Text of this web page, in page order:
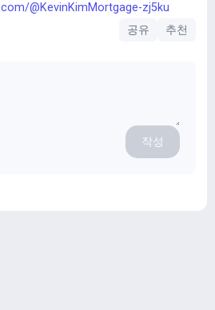
@KevinKimMortgage-zj5ku
공유 추천
작성